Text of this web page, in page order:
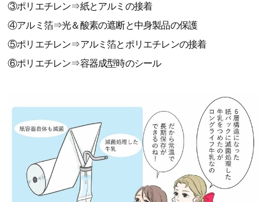
③ポリエチレン⇒紙とアルミの接着
④アルミ箔⇒光＆酸素の遮断と中身製品の保護
⑤ポリエチレン⇒アルミ箔とポリエチレンの接着
⑥ポリエチレン⇒容器成型時のシール